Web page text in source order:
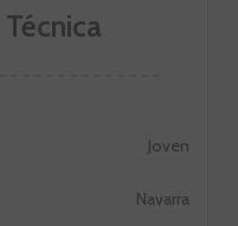
Joven
Navarra